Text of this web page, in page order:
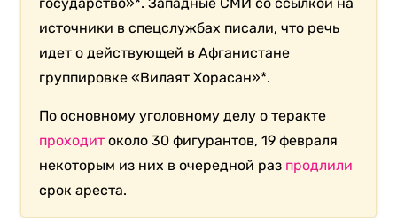
источники в спецслужбах писали, что речь
идет о действующей в Афганистане
группировке «Вилаят Хорасан»*.
По основному уголовному делу о теракте
проходит около 30 фигурантов, 19 февраля
некоторым из них в очередной раз продлили
срок ареста.